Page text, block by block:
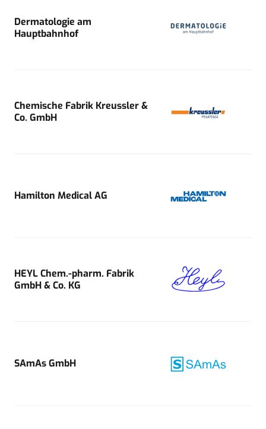
Dermatologie am
Hauptbahnhof
Chemische Fabrik Kreussler &
Co. GmbH
Hamilton Medical AG
HEYL Chem.-pharm. Fabrik
GmbH & Co. KG
SAmAs GmbH